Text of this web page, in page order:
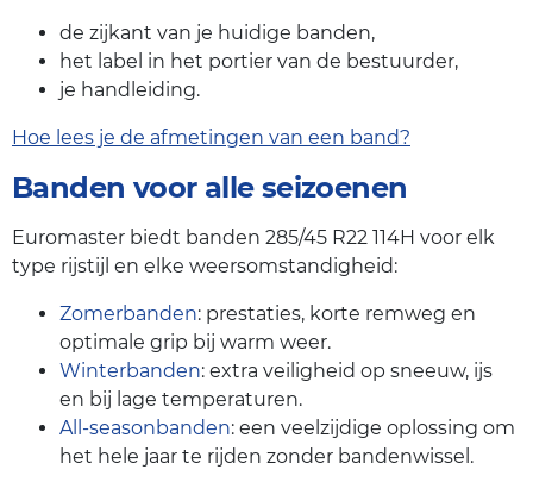
de zijkant van je huidige banden,
het label in het portier van de bestuurder,
je handleiding.
Hoe lees je de afmetingen van een band?
Banden voor alle seizoenen
Euromaster biedt banden 285/45 R22 114H voor elk
type rijstijl en elke weersomstandigheid:
Zomerbanden: prestaties, korte remweg en
optimale grip bij warm weer.
Winterbanden: extra veiligheid op sneeuw, ijs
en bij lage temperaturen.
All-seasonbanden: een veelzijdige oplossing om
het hele jaar te rijden zonder bandenwissel.